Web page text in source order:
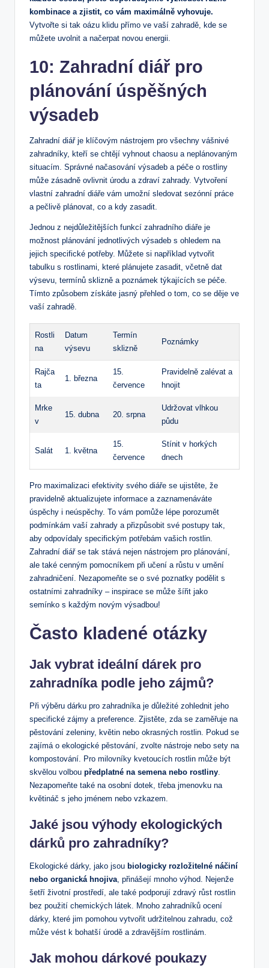
kombinace a zjistit,⁣ co vám maximálně vyhovuje.
Vytvořte ​si tak oázu klidu přímo ve ⁣vaší zahradě, kde se
můžete uvolnit a načerpat novou⁣ energii.
10: Zahradní diář pro‍
plánování úspěšných
výsadeb
Zahradní diář⁤ je klíčovým nástrojem pro všechny vášnivé
zahradníky, kteří se chtějí vyhnout chaosu a neplánovaným
situacím. Správné načasování výsadeb ⁣a péče o rostliny
‌může zásadně ovlivnit​ úrodu a zdraví zahrady. Vytvoření
vlastní zahradní diáře vám ​umožní sledovat sezónní práce
a pečlivě plánovat, co a ‍kdy zasadit.
Jednou z⁣ nejdůležitějších funkcí zahradního diáře‌ je
možnost plánování jednotlivých výsadeb s ohledem na
‍jejich specifické⁤ potřeby.⁣ Můžete si například vytvořit
tabulku s rostlinami, které plánujete zasadit, ​včetně ‍dat
výsevu, termínů sklizně a poznámek týkajících se ​péče.
Tímto způsobem získáte jasný ‍přehled o tom, ‌co se děje‌ ve
vaší zahradě.
Rostli
na
Datum
výsevu
Termín
sklizně
Poznámky
Rajča
ta
1.‌ března
15.
července
Pravidelně zalévat a
hnojit
Mrke
v
15. dubna 20. srpna
Udržovat vlhkou
⁤půdu
Salát 1. května
15.
července
Stínit v horkých
dnech
Pro maximalizaci efektivity svého diáře se ujistěte, že
pravidelně‌ aktualizujete⁤ informace a zaznamenáváte‌
úspěchy i neúspěchy. To vám pomůže ⁣lépe porozumět
podmínkám vaší zahrady a přizpůsobit své postupy tak,
aby odpovídaly specifickým potřebám vašich rostlin.
Zahradní diář se‌ tak stává nejen nástrojem pro plánování,
ale také cenným pomocníkem při učení a růstu ⁢v umění
zahradničení. Nezapomeňte se o své poznatky⁢ podělit s
ostatními zahradníky – inspirace ⁤se⁣ může šířit ⁤jako
semínko ‍s každým novým výsadbou!
Často kladené otázky
Jak vybrat ideální dárek ​pro
zahradníka‍ podle jeho zájmů?
Při výběru dárku pro zahradníka je důležité zohlednit jeho
specifické​ zájmy a preference. Zjistěte, zda se zaměřuje na
pěstování zeleniny, květin nebo okrasných rostlin. ⁣Pokud se
zajímá ⁣o ekologické pěstování, zvolte nástroje nebo sety na
kompostování. Pro milovníky kvetoucích rostlin může být
skvělou volbou předplatné na semena nebo rostliny.
Nezapomeňte ‍také na osobní dotek, třeba jmenovku na
květináč s jeho jménem nebo⁤ vzkazem.
Jaké jsou výhody ekologických
dárků pro zahradníky?
Ekologické dárky, jako jsou biologicky rozložitelné náčiní
nebo⁢ organická hnojiva, přinášejí‌ mnoho výhod. Nejenže
šetří životní prostředí, ale také podporují zdravý růst ‌rostlin
bez ‌použití chemických látek. Mnoho ‍zahradníků ocení
dárky, které jim pomohou vytvořit​ udržitelnou zahradu, což
může vést k bohatší úrodě⁢ a zdravějším rostlinám.
Jak mohou dárkové poukazy